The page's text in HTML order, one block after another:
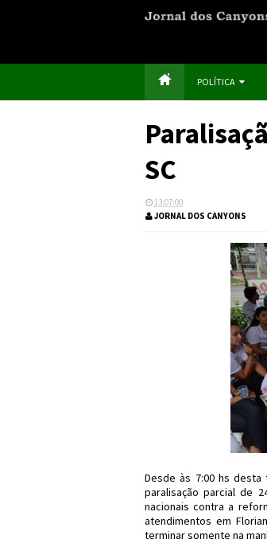
POLÍTICA
SC
13:07:00
JORNAL DOS CANYONS
Desde às 7:00 hs
paralisação parcial de
nacionais contra a
atendimentos em
terminar somente na